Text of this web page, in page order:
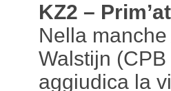
KZ2 –
Nella
Walstijn
aggiudica la